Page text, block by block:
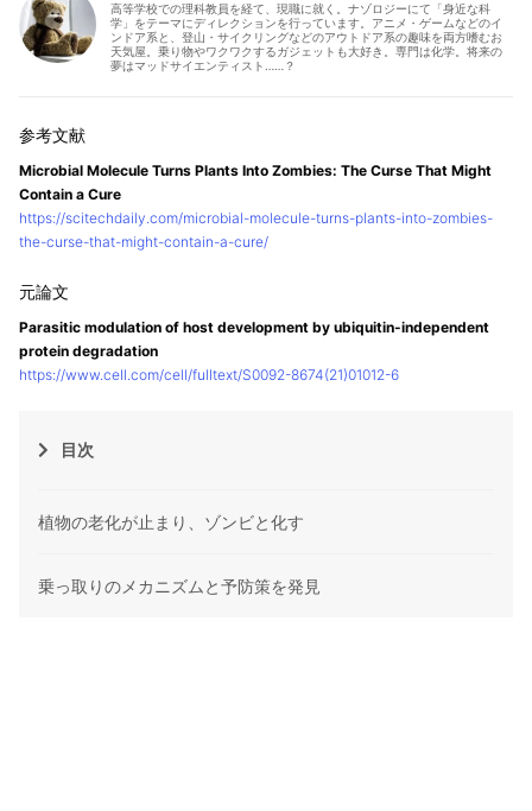
高等学校での理科教員を経て、現職に就く。ナゾロジーにて「身近な科
学」をテーマにディレクションを行っています。アニメ・ゲームなどのイ
ンドア系と、登山・サイクリングなどのアウトドア系の趣味を両方嗜むお
天気屋。乗り物やワクワクするガジェットも大好き。専門は化学。将来の
夢はマッドサイエンティスト……？
Microbial Molecule Turns Plants Into Zombies: The Curse That Might
Contain a Cure
https://scitechdaily.com/microbial-molecule-turns-plants-into-zombies-
the-curse-that-might-contain-a-cure/
Parasitic modulation of host development by ubiquitin-independent
protein degradation
https://www.cell.com/cell/fulltext/S0092-8674(21)01012-6
目次
植物の老化が止まり、ゾンビと化す
乗っ取りのメカニズムと予防策を発見